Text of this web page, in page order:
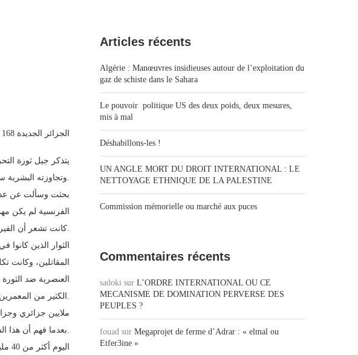
الجزائر الجديدة 168
وتجاوزته البشرية سنة 1958 بعدما ذهب ضحيته أكثر من مليوني شخص حسب أرقام منظمة الصحة العالمية.
بحثت وسألت عن عدد
الفرنسية لم يكن
كانت تشعر أن الفيروس هبة من السماء للقضاء على الثورة والثوار وعلى الأمة الجزائرية.
الثوار الذين
المقاتلين، وكانت
العنصرية ضد
الكثير من المعمرين وبعض المتحالفين مع الإدارة الاستعمارية من الجزائريين.
بعدما فهم أن هذا الشعب لن يقبل بغير الاستقلال، وهو ما تحقق سنة 62.
Articles récents
Algérie : Manœuvres insidieuses autour de l’exploitation du
gaz de schiste dans le Sahara
Le pouvoir politique US des deux poids, deux mesures,
mis à mal
Déshabillons-les !
UN ANGLE MORT DU DROIT INTERNATIONAL : LE
NETTOYAGE ETHNIQUE DE LA PALESTINE
Commission mémorielle ou marché aux puces
Commentaires récents
sadoki sur L’ORDRE INTERNATIONAL OU CE
MECANISME DE DOMINATION PERVERSE DES
PEUPLES ?
fouad sur Megaprojet de ferme d’Adrar : « elmal ou
Etfer3ine »